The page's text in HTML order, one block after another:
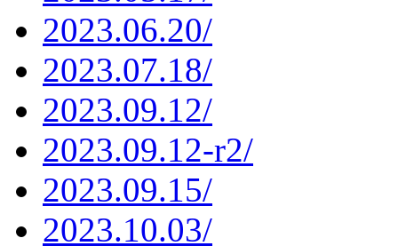
2023.06.20/
2023.07.18/
2023.09.12/
2023.09.12-r2/
2023.09.15/
2023.10.03/